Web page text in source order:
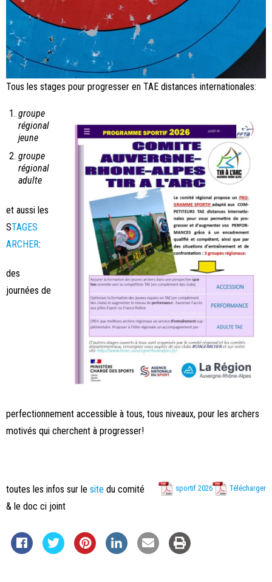
Tous les stages pour progresser en TAE distances internationales:
groupe
régional
jeune
groupe
régional
adulte
et aussi les
STAGES
ARCHER:
des
journées de
perfectionnement accessible à tous, tous niveaux, pour les archers
motivés qui cherchent à progresser!
sportif 2026 Télécharger
toutes les infos sur le site du comité
& le doc ci joint